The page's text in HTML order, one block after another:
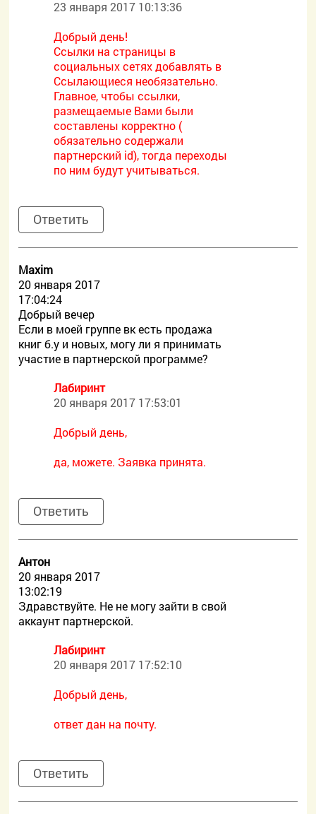
23 января 2017 10:13:36
Добрый день!
Ссылки на страницы в
социальных сетях добавлять в
Ссылающиеся необязательно.
Главное, чтобы ссылки,
размещаемые Вами были
составлены корректно (
обязательно содержали
партнерский id), тогда переходы
по ним будут учитываться.
Ответить
Maxim
20 января 2017
17:04:24
Добрый вечер
Если в моей группе вк есть продажа
книг б.у и новых, могу ли я принимать
участие в партнерской программе?
Лабиринт
20 января 2017 17:53:01
Добрый день,
да, можете. Заявка принята.
Ответить
Антон
20 января 2017
13:02:19
Здравствуйте. Не не могу зайти в свой
аккаунт партнерской.
Лабиринт
20 января 2017 17:52:10
Добрый день,
ответ дан на почту.
Ответить